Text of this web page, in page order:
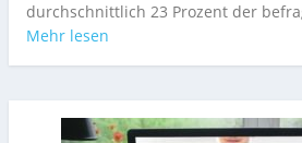
durchschnittlich 23 Prozent der
Mehr lesen